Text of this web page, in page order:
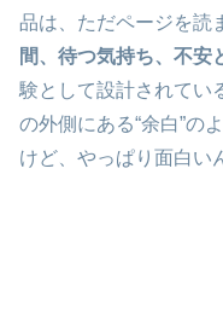
品は、ただページを読
間、待つ気持ち、不安
験として設計されてい
の外側にある“余白”の
けど、やっぱり面白い